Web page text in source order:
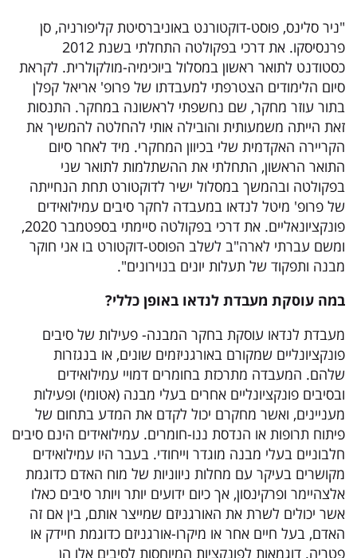
"ניר סלינס, פוסט-דוקטורנט באוניברסיטת קליפורניה, סן
פרנסיסקו. את דרכי בפקולטה התחלתי בשנת 2012
כסטודנט לתואר ראשון במסלול ביוכימיה-מולקולרית. לקראת
סיום הלימודים הצטרפתי למעבדתו של פרופ' אריאל קפלן
בתור עוזר מחקר, שם נחשפתי לראשונה במחקר. התנסות
זאת הייתה משמעותית והובילה אותי להחלטה להמשיך את
הקריירה האקדמית שלי בכיוון המחקרי. מיד לאחר סיום
התואר הראשון, התחלתי את ההשתלמות לתואר שני
בפקולטה ובהמשך במסלול ישיר לדוקטורט תחת הנחייתה
של פרופ' מיטל לנדאו במעבדה לחקר סיבים עמילואידים
פונקציונאליים. את דרכי בפקולטה סיימתי בספטמבר 2020,
ומשם עברתי לארה"ב לשלב הפוסט-דוקטורט בו אני חוקר
מבנה ותפקוד של תעלות יונים בנוירונים".
במה עוסקת מעבדת לנדאו באופן כללי?
מעבדת לנדאו עוסקת בחקר המבנה- פעילות של סיבים
פונקציונליים שמקורם באורגניזמים שונים, או בנגזרות
שלהם. המעבדה מתרכזת בחומרים דמויי עמילואידים
ובסיבים פונקציונליים אחרים בעלי מבנה (אטומי) ופעילות
מעניינים, ואשר מחקרם יכול לקדם את המדע בתחום של
פיתוח תרופות או הנדסת ננו-חומרים. עמילואידים הינם סיבים
חלבוניים בעלי מבנה מוגדר וייחודי. בעבר היו עמילואידים
מקושרים בעיקר עם מחלות ניווניות של מוח האדם כדוגמת
אלצהיימר ופרקינסון, אך כיום ידועים יותר ויותר סיבים כאלו
אשר יכולים לשרת את האורגניזם שמייצר אותם, בין אם זה
האדם, בעל חיים אחר או מיקרו-אורגניזם כדוגמת חיידק או
פטריה. דוגמאות לפונקציות המיוחסות לסיבים אלו הן